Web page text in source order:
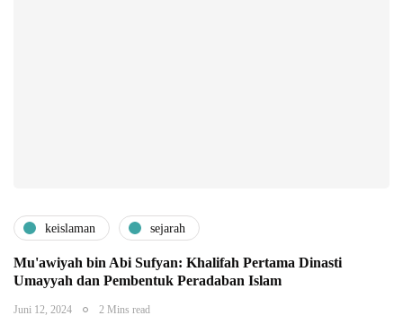
keislaman sejarah
Mu'awiyah bin Abi Sufyan: Khalifah Pertama Dinasti
Umayyah dan Pembentuk Peradaban Islam
Juni 12, 2024 2 Mins read